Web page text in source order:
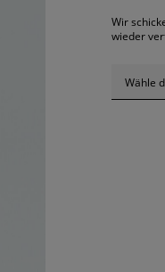
Wir
wieder
Wähle